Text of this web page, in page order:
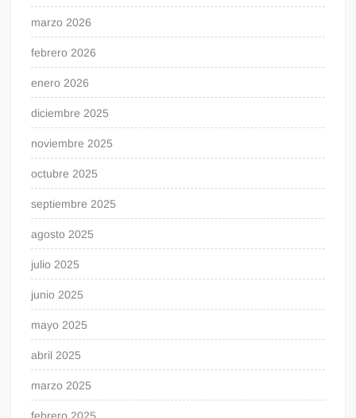
marzo 2026
febrero 2026
enero 2026
diciembre 2025
noviembre 2025
octubre 2025
septiembre 2025
agosto 2025
julio 2025
junio 2025
mayo 2025
abril 2025
marzo 2025